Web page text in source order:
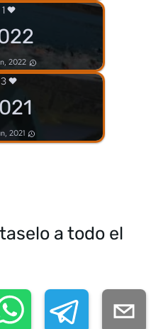
1
2022
3
2021
a todo el